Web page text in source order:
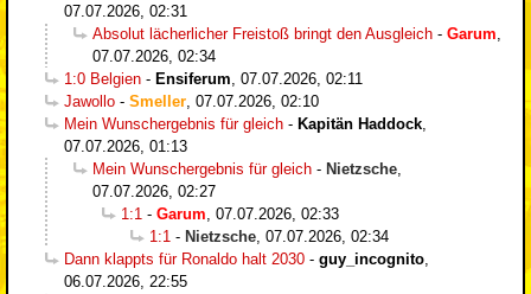
07.07.2026, 02:31
Absolut lächerlicher Freistoß bringt den Ausgleich - Garum,
07.07.2026, 02:34
1:0 Belgien - Ensiferum, 07.07.2026, 02:11
Jawollo - Smeller, 07.07.2026, 02:10
Mein Wunschergebnis für gleich - Kapitän Haddock,
07.07.2026, 01:13
Mein Wunschergebnis für gleich - Nietzsche,
07.07.2026, 02:27
1:1 - Garum, 07.07.2026, 02:33
1:1 - Nietzsche, 07.07.2026, 02:34
Dann klappts für Ronaldo halt 2030 - guy_incognito,
06.07.2026, 22:55